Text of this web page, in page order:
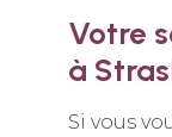
Votre
à
Si vous